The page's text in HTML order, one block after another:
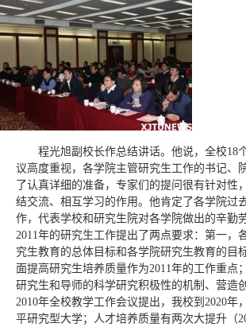
程光旭副校长作总结讲话。他说，全校18
议高度重视，各学院主管研究生工作的书记、
了认真详细的准备，专家们的提问很有针对性
结交流、相互学习的作用。他肯定了各学院过
作，代表学校和研究生院对各学院做出的辛勤
2011年的研究生工作提出了两点要求：第一，
究生教育的总体目标和各学院研究生教育的目
面提高研究生培养质量作为2011年的工作重点
研究生和导师的科学研究积极性的机制、营造
2010年全校教学工作会议提出，我校到2020年
平研究型大学；人才培养质量有两次大提升（